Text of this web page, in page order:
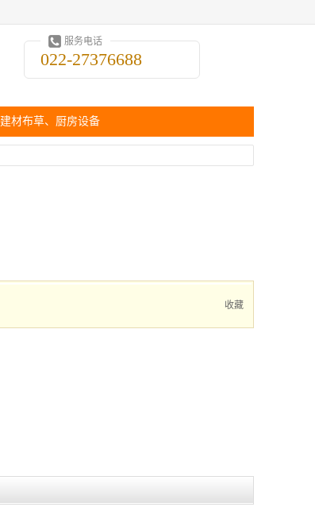
服务电话
022-27376688
建材布草、厨房设备
收藏